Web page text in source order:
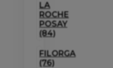
LA
ROCHE
POSAY
(84)
FILORGA
(76)